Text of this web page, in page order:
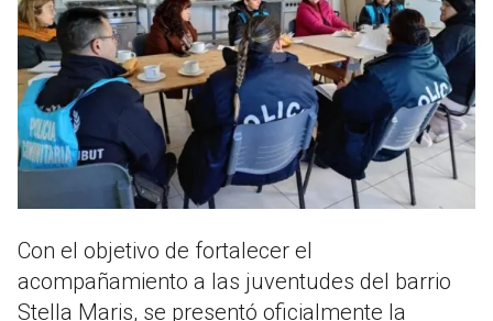
Con el objetivo de fortalecer el
acompañamiento a las juventudes del barrio
Stella Maris, se presentó oficialmente la